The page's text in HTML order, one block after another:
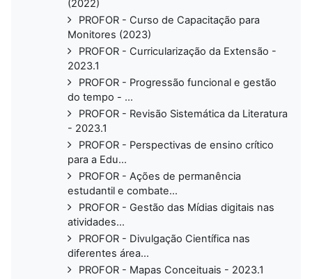
(2022)
PROFOR - Curso de Capacitação para
Monitores (2023)
PROFOR - Curricularização da Extensão -
2023.1
PROFOR - Progressão funcional e gestão
do tempo - ...
PROFOR - Revisão Sistemática da Literatura
- 2023.1
PROFOR - Perspectivas de ensino crítico
para a Edu...
PROFOR - Ações de permanência
estudantil e combate...
PROFOR - Gestão das Mídias digitais nas
atividades...
PROFOR - Divulgação Científica nas
diferentes área...
PROFOR - Mapas Conceituais - 2023.1